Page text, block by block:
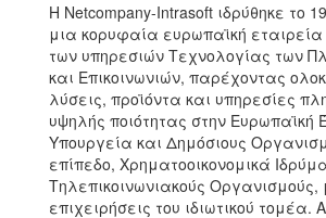
Η Netcompany-Intrasoft ιδρύθηκε το
μια κορυφαία ευρωπαϊκή
των υπηρεσιών Τεχνολογίας των
και Επικοινωνιών, παρέχοντας
λύσεις, προϊόντα και υπηρεσίες
υψηλής ποιότητας στην Ευρωπαϊκή
Υπουργεία και Δημόσιους
επίπεδο, Χρηματοοικονομικά
Τηλεπικοινωνιακούς
επιχειρήσεις του ιδιωτικού τομέα.